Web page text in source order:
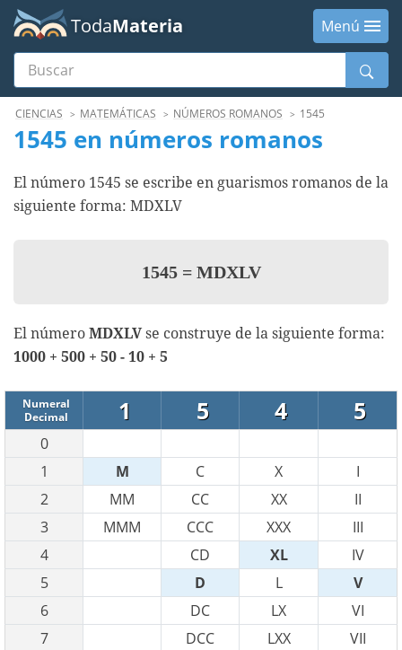
TodaMateria
Menú
Buscar
MenúCIENCIAS MATEMÁTICAS NÚMEROS ROMANOS 1545
1545 en números romanos
El número 1545 se escribe en guarismos romanos de la
siguiente forma: MDXLV
1545 =MDXLV
El número MDXLVse construye de la siguiente forma:
1000 + 500 + 50 - 10 + 5
Numeral
Decimal
1 5 4 5
0
1
M C X
I
2
MM CC XX
II
3
MMM CCC XXX
III
4
CD XL
IV
5
D L
V
6
DC LX
VI
7
DCC LXX
VII